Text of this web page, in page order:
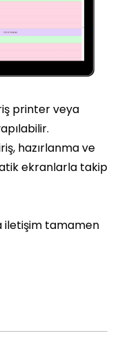
printer veya
hazırlanma ve
ekranlarla takip
iletişim tamamen